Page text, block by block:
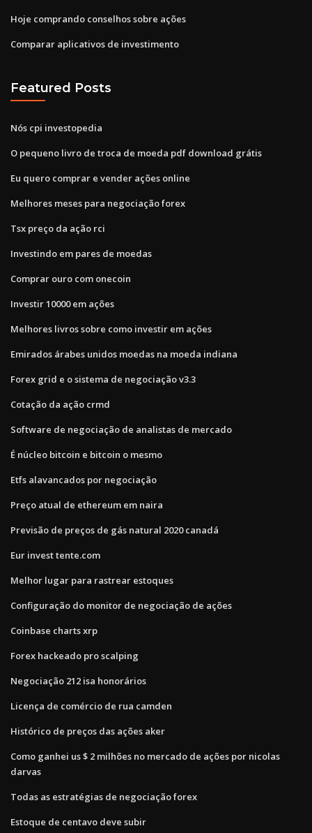
Hoje comprando conselhos sobre ações
Comparar aplicativos de investimento
Featured Posts
Nós cpi investopedia
O pequeno livro de troca de moeda pdf download grátis
Eu quero comprar e vender ações online
Melhores meses para negociação forex
Tsx preço da ação rci
Investindo em pares de moedas
Comprar ouro com onecoin
Investir 10000 em ações
Melhores livros sobre como investir em ações
Emirados árabes unidos moedas na moeda indiana
Forex grid e o sistema de negociação v3.3
Cotação da ação crmd
Software de negociação de analistas de mercado
É núcleo bitcoin e bitcoin o mesmo
Etfs alavancados por negociação
Preço atual de ethereum em naira
Previsão de preços de gás natural 2020 canadá
Eur invest tente.com
Melhor lugar para rastrear estoques
Configuração do monitor de negociação de ações
Coinbase charts xrp
Forex hackeado pro scalping
Negociação 212 isa honorários
Licença de comércio de rua camden
Histórico de preços das ações aker
Como ganhei us $ 2 milhões no mercado de ações por nicolas
darvas
Todas as estratégias de negociação forex
Estoque de centavo deve subir